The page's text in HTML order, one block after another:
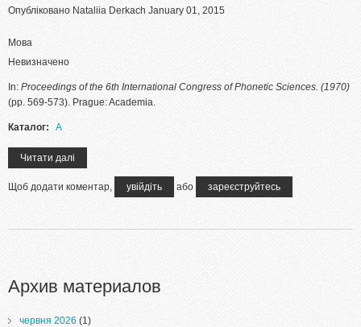
Опубліковано Nataliia Derkach January 01, 2015
Мова
Невизначено
In: Proceedings of the 6th International Congress of Phonetic Sciences. (1970)
(pp. 569-573). Prague: Academia.
Каталог: A
Читати далі
continuum: Cross language tests.
Щоб додати коментар,
увійдіть або зареєструйтесь
Архив материалов
червня 2026 (1)